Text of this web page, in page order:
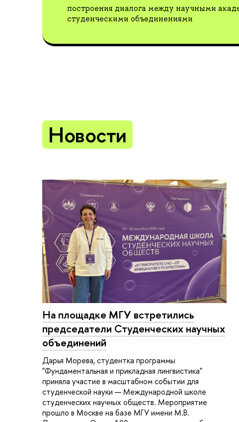
построения диалога между научными
студенческими объединениями
Новости
На площадке МГУ встретились
председатели Студенческих научных
объединений
Дарья Морева, студентка программы
"Фундаментальная и прикладная лингвистика"
приняла участие в масштабном событии для
студенческой науки — Международной школе
студенческих научных обществ. Мероприятие
прошло в Москве на базе МГУ имени М.В.